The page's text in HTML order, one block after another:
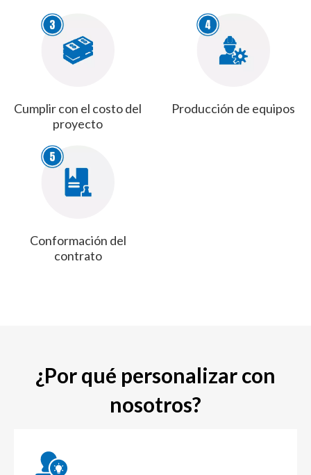
Cumplir con el costo del
proyecto
Producción de equipos
Conformación del
contrato
¿Por qué personalizar con
nosotros?